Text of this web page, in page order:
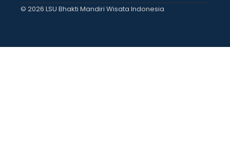
© 2026 LSU Bhakti Mandiri Wisata Indonesia